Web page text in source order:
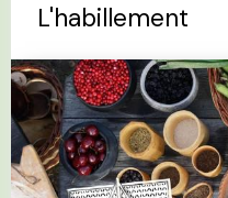
L'habillement